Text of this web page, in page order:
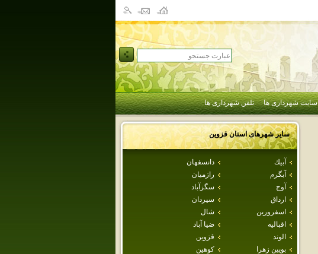
سایت شهرداری ها تلفن شهرداری ها
سایر شهرهای استانقزوين
آبيك
دانسفهان
آبگرم
رازميان
آوج
سگزآباد
ارداق
سيردان
اسفرورين
شال
اقباليه
ضيا آباد
الوند
قزوين
بويين زهرا
كوهين